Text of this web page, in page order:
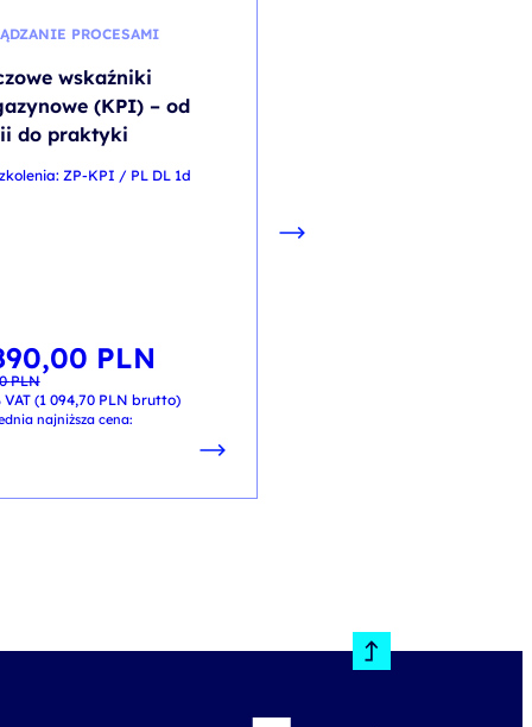
PROCESAMI
wskaźniki
(KPI) – od
do praktyki
ZP-KPI / PL DL 1d
PLN
PLN.
PLN
PLN.
VAT (1 094,70 PLN brutto)
najniższa cena: